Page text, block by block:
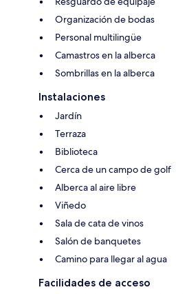
Organización de bodas
Personal multilingüe
Camastros en la alberca
Sombrillas en la alberca
Instalaciones
Jardín
Terraza
Biblioteca
Cerca de un campo de golf
Alberca al aire libre
Viñedo
Sala de cata de vinos
Salón de banquetes
Camino para llegar al agua
Facilidades de acceso